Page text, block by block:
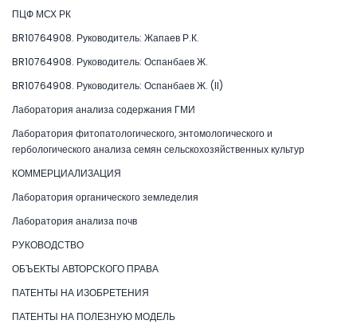
ПЦФ МСХ РК
BR10764908. Руководитель: Жапаев Р.К.
BR10764908. Руководитель: Оспанбаев Ж.
BR10764908. Руководитель: Оспанбаев Ж. (II)
Лаборатория анализа содержания ГМИ
Лаборатория фитопатологического, энтомологического и
гербологического анализа семян сельскохозяйственных культур
КОММЕРЦИАЛИЗАЦИЯ
Лаборатория органического земледелия
Лаборатория анализа почв
РУКОВОДСТВО
ОБЪЕКТЫ АВТОРСКОГО ПРАВА
ПАТЕНТЫ НА ИЗОБРЕТЕНИЯ
ПАТЕНТЫ НА ПОЛЕЗНУЮ МОДЕЛЬ